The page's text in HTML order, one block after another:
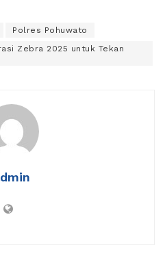
Polres Pohuwato
Zebra 2025 untuk Tekan